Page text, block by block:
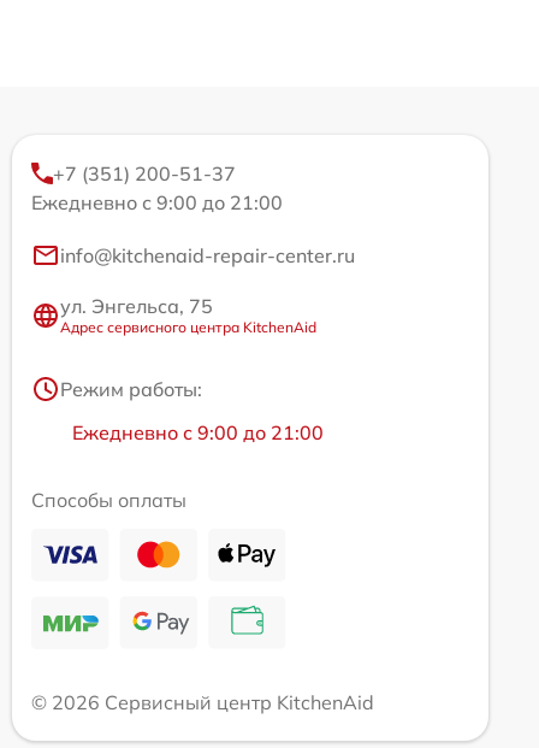
+7 (351) 200-51-37
Ежедневно с 9:00 до 21:00
info@kitchenaid-repair-center.ru
ул. Энгельса, 75
Адрес сервисного центра KitchenAid
Режим работы:
Ежедневно с 9:00 до 21:00
Способы оплаты
© 2026 Сервисный центр KitchenAid